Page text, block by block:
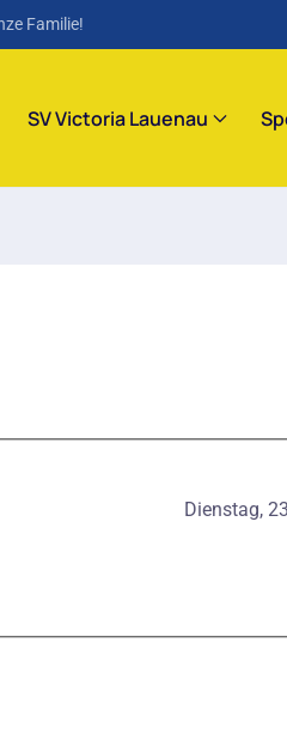
Familie!
SV Victoria Lauenau
Dienstag,